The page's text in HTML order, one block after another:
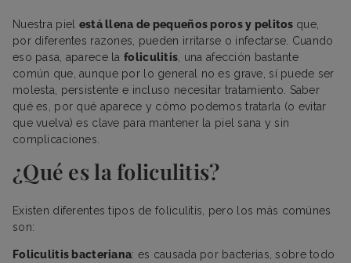
Nuestra piel está llena de pequeños poros y pelitos que,
por diferentes razones, pueden irritarse o infectarse. Cuando
eso pasa, aparece lafoliculitis , una afección bastante
común que, aunque por lo general no es grave, sí puede ser
molesta, persistente e incluso necesitar tratamiento. Saber
qué es, por qué aparece y cómo podemos tratarla (o evitar
que vuelva) es clave para mantener la piel sana y sin
complicaciones.
¿Qué es la foliculitis?
Existen diferentes tipos de foliculitis, pero los más comúnes
son:
Foliculitis bacteriana: es causada por bacterias, sobre todo